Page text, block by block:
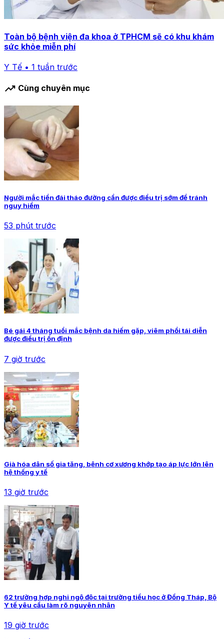
Toàn bộ bệnh viện đa khoa ở TPHCM sẽ có khu khám
sức khỏe miễn phí
Y Tế • 1 tuần trước
trending_up Cùng chuyên mục
Người mắc tiền đái tháo đường cần được điều trị sớm để tránh
nguy hiểm
53 phút trước
Bé gái 4 tháng tuổi mắc bệnh da hiếm gặp, viêm phổi tái diễn
được điều trị ổn định
7 giờ trước
Già hóa dân số gia tăng, bệnh cơ xương khớp tạo áp lực lớn lên
hệ thống y tế
13 giờ trước
62 trường hợp nghi ngộ độc tại trường tiểu học ở Đồng Tháp, Bộ
Y tế yêu cầu làm rõ nguyên nhân
19 giờ trước